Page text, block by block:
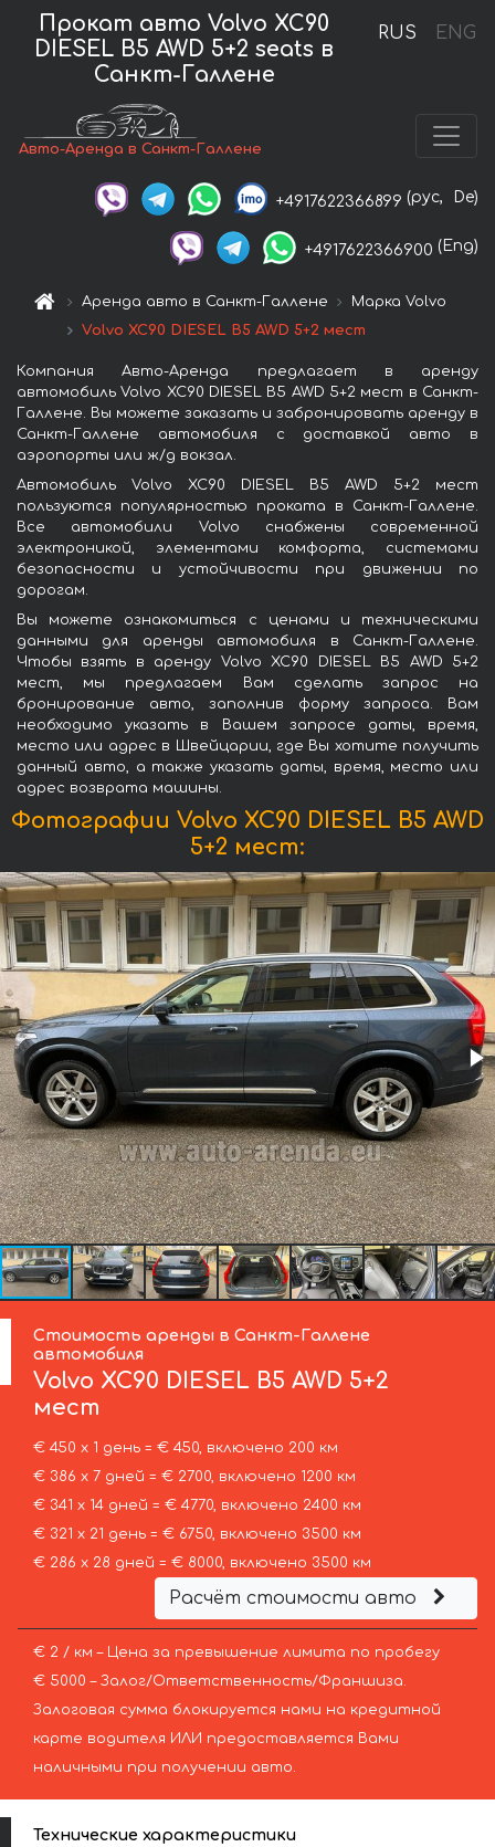
RUS ENG
Прокат авто Volvo XC90
DIESEL B5 AWD 5+2 seats в
Санкт-Галлене
Авто-Аренда в Санкт-Галлене
+4917622366899 (рус, De)
+4917622366900 (Eng)
Аренда авто в Санкт-Галлене
Марка Volvo
Volvo XC90 DIESEL B5 AWD 5+2 мест
Компания Авто-Аренда предлагает в аренду
автомобиль Volvo XC90 DIESEL B5 AWD 5+2 мест в Санкт-
Галлене. Вы можете заказать и забронировать аренду в
Санкт-Галлене автомобиля с доставкой авто в
аэропорты или ж/д вокзал.
Автомобиль Volvo XC90 DIESEL B5 AWD 5+2 мест
пользуются популярностью проката в Санкт-Галлене.
Все автомобили Volvo снабжены современной
электроникой, элементами комфорта, системами
безопасности и устойчивости при движении по
дорогам.
Вы можете ознакомиться с ценами и техническими
данными для аренды автомобиля в Санкт-Галлене.
Чтобы взять в аренду Volvo XC90 DIESEL B5 AWD 5+2
мест, мы предлагаем Вам сделать запрос на
бронирование авто, заполнив форму запроса. Вам
необходимо указать в Вашем запросе даты, время,
место или адрес в Швейцарии, где Вы хотите получить
данный авто, а также указать даты, время, место или
адрес возврата машины.
Фотографии Volvo XC90 DIESEL B5 AWD
5+2 мест:
Стоимость аренды в Санкт-Галлене
автомобиля
Volvo XC90 DIESEL B5 AWD 5+2
мест
€ 450 х 1 день = € 450, включено 200 км
€ 386 х 7 дней = € 2700, включено 1200 км
€ 341 х 14 дней = € 4770, включено 2400 км
€ 321 х 21 день = € 6750, включено 3500 км
€ 286 х 28 дней = € 8000, включено 3500 км
Расчёт стоимости авто
€ 2 / км – Цена за превышение лимита по пробегу
€ 5000 – Залог/Ответственность/Франшиза.
Залоговая сумма блокируется нами на кредитной
карте водителя ИЛИ предоставляется Вами
наличными при получении авто.
Технические характеристики